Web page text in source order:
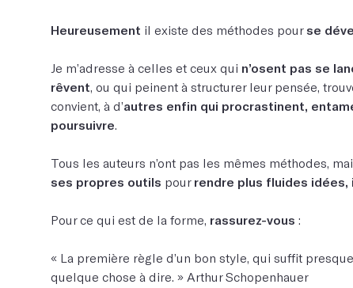
Heureusement il existe des méthodes pour se
Je m’adresse à celles et ceux qui n’osent pas se
rêvent, ou qui peinent à structurer leur pensée,
convient, à d’autres enfin qui procrastinent,
poursuivre.
Tous les auteurs n’ont pas les mêmes méthodes,
ses propres outils pour rendre plus fluides
Pour ce qui est de la forme, rassurez-vous :
« La première règle d’un bon style, qui suffit presque
quelque chose à dire. » Arthur Schopenhauer